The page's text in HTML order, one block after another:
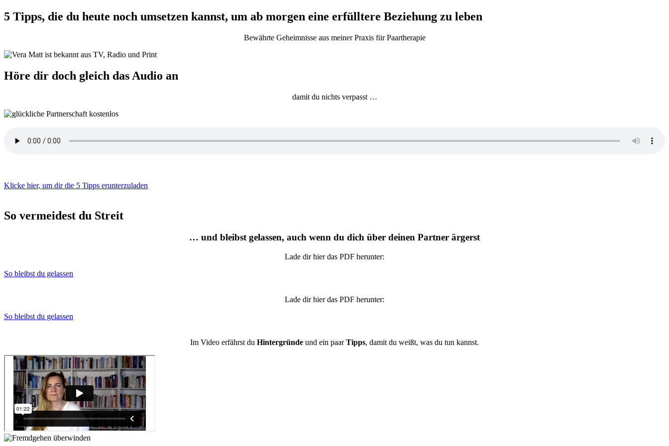
5 Tipps, die du heute noch umsetzen kannst, um ab morgen eine erfülltere Beziehung zu leben
Bewährte Geheimnisse aus meiner Praxis für Paartherapie
Höre dir doch gleich das Audio an
damit du nichts verpasst …
Klicke hier, um dir die 5 Tipps erunterzuladen
So vermeidest du Streit
… und bleibst gelassen, auch wenn du dich über deinen Partner ärgerst
Lade dir hier das PDF herunter:
So bleibst du gelassen
Lade dir hier das PDF herunter:
So bleibst du gelassen
Im Video erfährst du Hintergründe und ein paarTipps, damit du weißt, was du tun kannst.